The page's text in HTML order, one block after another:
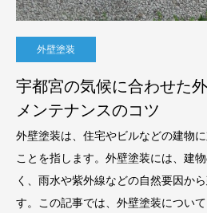
外壁塗装
宇都宮の気候に合わせた
メンテナンスのコツ
外壁塗装は、住宅やビルなどの建物
ことを指します。外壁塗装には、建
く、雨水や紫外線などの自然要因か
す。この記事では、外壁塗装につい